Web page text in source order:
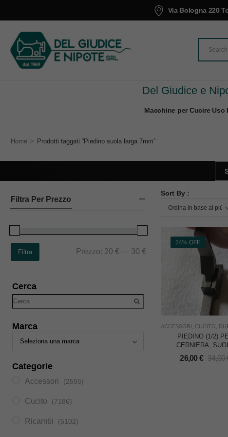
Via Bologna 220
Del Giudice e
Macchine per Cucire Uso
Home > Prodotti taggati “Piedino suola larga 7mm”
Filtra Per Prezzo
Filtra Prezzo: 20 € — 30 €
Cerca
Marca
Categorie
Accessori (2505)
Cucito (7186)
Ricambi (5102)
Sort By :
24% OFF
ACCESSORI CUCITO
PIEDINO (1/2)
CERNIERA,
LARGA mm.7
DURKOPP 212 –
26,00 € 34,00